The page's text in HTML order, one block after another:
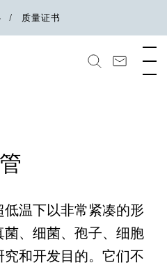
质量证书
温下以非常紧凑的形
、细菌、孢子、细胞
和开发目的。它们不